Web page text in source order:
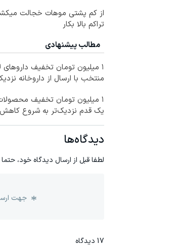
از کم پشتی موهات خجالت
تراکم بالا بکار
مطالب پیشنهادی
۱ میلیون تومان تخفیف داروهای
منتخب با ارسال از داروخانه
۱ میلیون تومان تخفیف
یک قدم نزدیک‌تر به شروع
دیدگاه‌ها
لطفا قبل از ارسال دیدگاه خود، حتما
جهت
17 دیدگاه